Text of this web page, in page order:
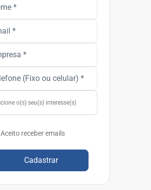
Aceito receber emails
Cadastrar